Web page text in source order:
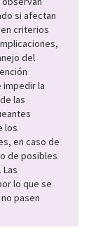
si afectan
criterios
del
impedir la
las
los
en caso de
de posibles
lo que se
pasen